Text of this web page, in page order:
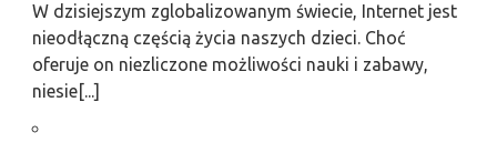
W dzisiejszym zglobalizowanym świecie, Internet jest
nieodłączną częścią życia naszych dzieci. Choć
oferuje on niezliczone możliwości nauki i zabawy,
niesie[...]